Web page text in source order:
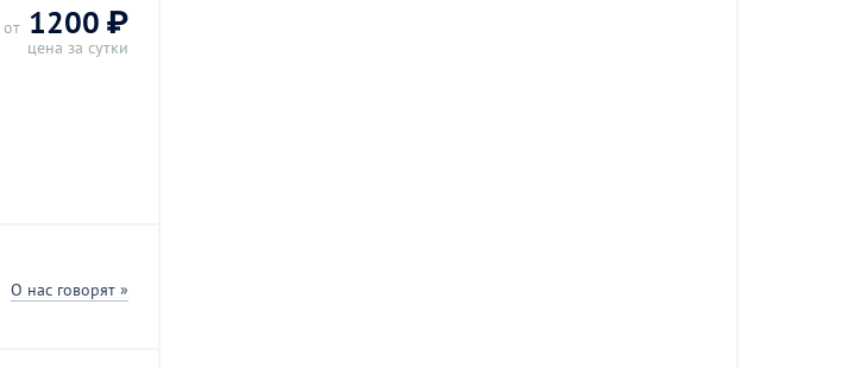
от 1200 ₽
цена за сутки
О нас говорят »